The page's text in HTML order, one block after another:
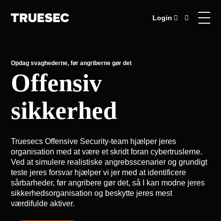
Login
Opdag svaghederne, før angriberne gør det
Offensiv
sikkerhed
Truesecs Offensive Security-team hjælper jeres
organisation med at være et skridt foran cybertruslerne.
Ved at simulere realistiske angrebsscenarier og grundigt
teste jeres forsvar hjælper vi jer med at identificere
sårbarheder, før angribere gør det, så I kan modne jeres
sikkerhedsorganisation og beskytte jeres mest
værdifulde aktiver.